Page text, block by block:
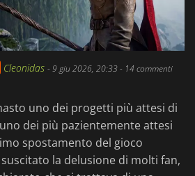
Cleonidas -9 giu 2026, 20:33- 14 commenti
uno dei progetti più attesi di
dei più pazientemente attesi
spostamento del gioco
la delusione di molti fan,